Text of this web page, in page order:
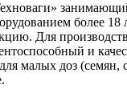
более
Для
и
малых доз